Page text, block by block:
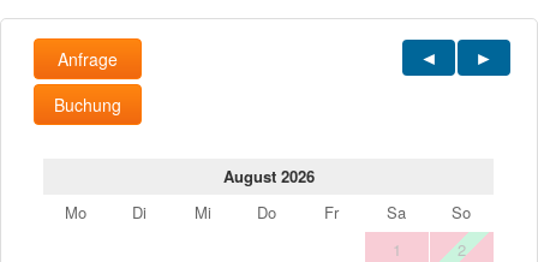
Anfrage
Buchung
August 2026
Mo
Di Mi Do Fr Sa
So
1
2